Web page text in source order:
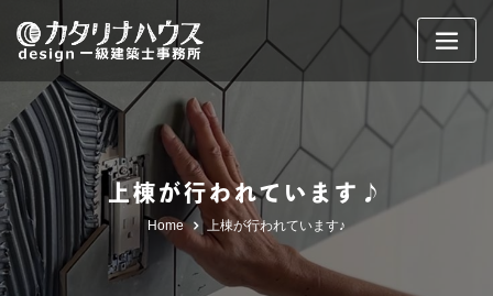
content
上棟が行われています♪
Home 上棟が行われています♪